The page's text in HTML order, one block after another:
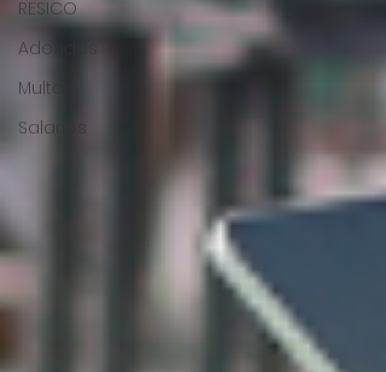
RESICO
Adeudos
Multas
Salarios